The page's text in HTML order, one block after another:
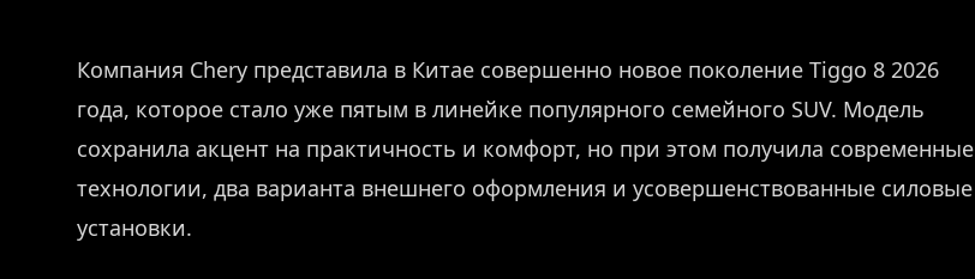
Компания Chery представила в Китае совершенно новое поколение Tiggo 8 2026
года, которое стало уже пятым в линейке популярного семейного SUV. Модель
сохранила акцент на практичность и комфорт, но при этом получила современные
технологии, два варианта внешнего оформления и усовершенствованные силовые
установки.